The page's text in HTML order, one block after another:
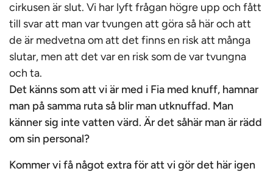
cirkusen är slut. Vi har lyft frågan högre upp och fått
till svar att man var tvungen att göra så här och att
de är medvetna om att det finns en risk att många
slutar, men att det var en risk som de var tvungna
och ta.
Det känns som att vi är med i Fia med knuff, hamnar
man på samma ruta så blir man utknuffad. Man
känner sig inte vatten värd. Är det såhär man är rädd
om sin personal?
Kommer vi få något extra för att vi gör det här igen